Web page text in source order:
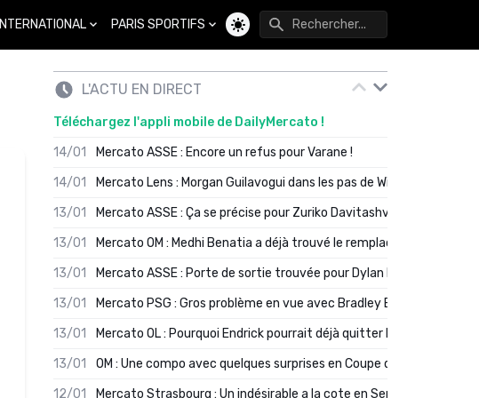
INTERNATIONAL PARIS SPORTIFS
Changer de thème
L'ACTU EN DIRECT
Téléchargez l'appli mobile de DailyMercato !
14/01
Mercato ASSE : Encore un refus pour Varane !
14/01
Mercato Lens : Morgan Guilavogui dans les pas de Will Still ?
13/01
Mercato ASSE : Ça se précise pour Zuriko Davitashvili
13/01
Mercato OM : Medhi Benatia a déjà trouvé le remplaçant de Robinio
13/01
Mercato ASSE : Porte de sortie trouvée pour Dylan Batubinsika
13/01
Mercato PSG : Gros problème en vue avec Bradley Barcola ?
13/01
Mercato OL : Pourquoi Endrick pourrait déjà quitter Lyon en janvier
13/01
OM : Une compo avec quelques surprises en Coupe de France
12/01
Mercato Strasbourg : Un indésirable a la cote en Serie A